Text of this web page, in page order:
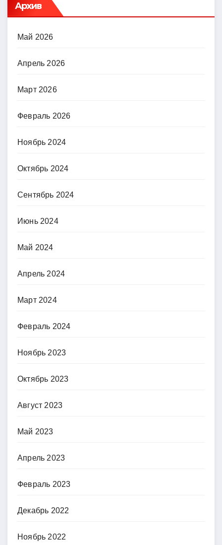
Архив
Май 2026
Апрель 2026
Март 2026
Февраль 2026
Ноябрь 2024
Октябрь 2024
Сентябрь 2024
Июнь 2024
Май 2024
Апрель 2024
Март 2024
Февраль 2024
Ноябрь 2023
Октябрь 2023
Август 2023
Май 2023
Апрель 2023
Февраль 2023
Декабрь 2022
Ноябрь 2022